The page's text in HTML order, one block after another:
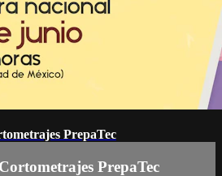
PrepaTec
PrepaTec